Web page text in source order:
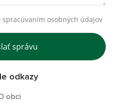
spracúvaním osobných údajov
správu
odkazy
obci